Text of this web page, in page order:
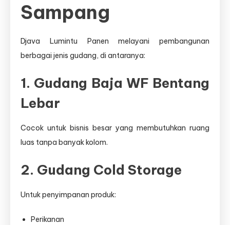
Sampang
Djava Lumintu Panen melayani pembangunan
berbagai jenis gudang, di antaranya:
1. Gudang Baja WF Bentang
Lebar
Cocok untuk bisnis besar yang membutuhkan ruang
luas tanpa banyak kolom.
2. Gudang Cold Storage
Untuk penyimpanan produk:
Perikanan